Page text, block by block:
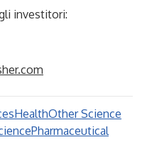
investitori:
HealthOther Science
Pharmaceutical